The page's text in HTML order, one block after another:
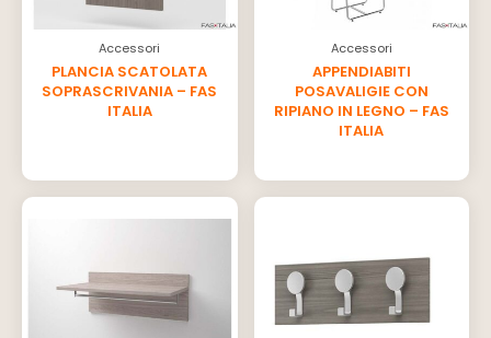
Accessori
PLANCIA SCATOLATA
SOPRASCRIVANIA – FAS
ITALIA
Accessori
APPENDIABITI
POSAVALIGIE CON
RIPIANO IN LEGNO – FAS
ITALIA